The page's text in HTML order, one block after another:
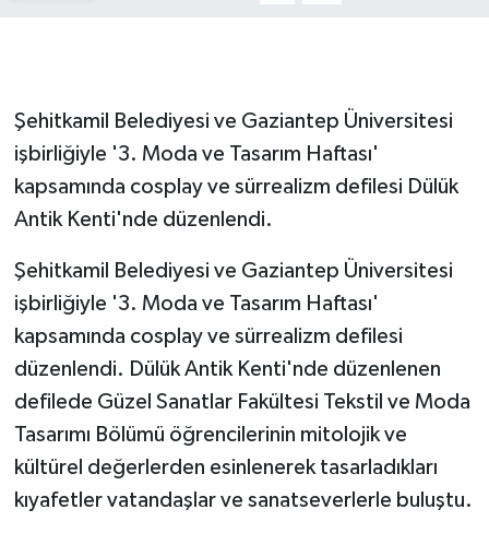
Şehitkamil Belediyesi ve Gaziantep Üniversitesi
işbirliğiyle '3. Moda ve Tasarım Haftası'
kapsamında cosplay ve sürrealizm defilesi Dülük
Antik Kenti'nde düzenlendi.
Şehitkamil Belediyesi ve Gaziantep Üniversitesi
işbirliğiyle '3. Moda ve Tasarım Haftası'
kapsamında cosplay ve sürrealizm defilesi
düzenlendi. Dülük Antik Kenti'nde düzenlenen
defilede Güzel Sanatlar Fakültesi Tekstil ve Moda
Tasarımı Bölümü öğrencilerinin mitolojik ve
kültürel değerlerden esinlenerek tasarladıkları
kıyafetler vatandaşlar ve sanatseverlerle buluştu.
GENEL
GÜNDEM
Güvenlik
İNSAN
İş Dünyası
Jandarma